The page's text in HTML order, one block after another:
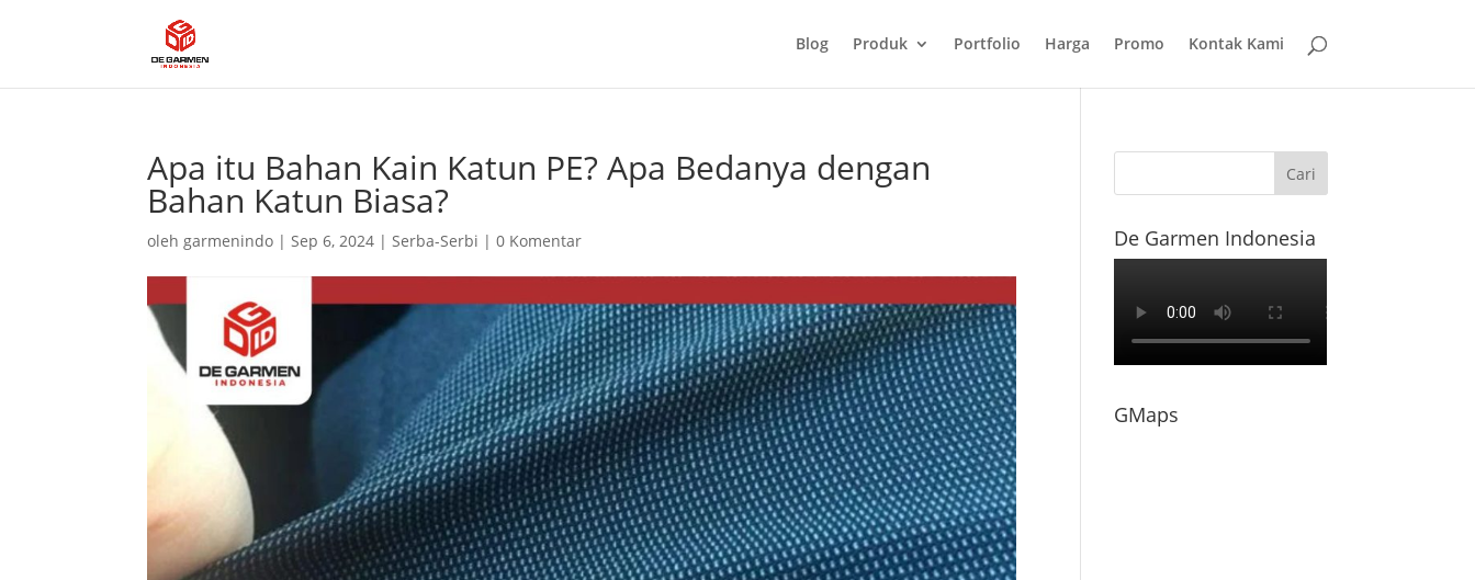
Blog Produk Portfolio Harga Promo Kontak Kami
Apa itu Bahan Kain Katun PE? Apa Bedanya dengan
Bahan Katun Biasa?
olehgarmenindo |Sep 6, 2024 |Serba-Serbi |0 Komentar De Garmen Indonesia
GMaps